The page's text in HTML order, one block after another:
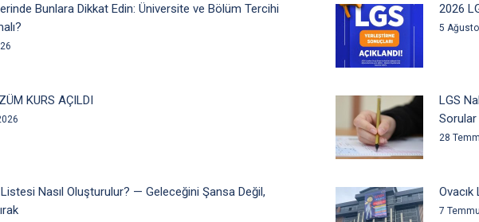
Bunlara Dikkat Edin: Üniversite ve Bölüm Tercihi
2026
5
KURS AÇILDI
LGS
Sorular
28
Nasıl Oluşturulur? — Geleceğini Şansa Değil,
7